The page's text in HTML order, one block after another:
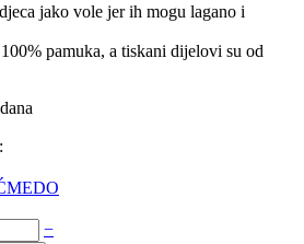
jako vole jer ih mogu lagano i
pamuka, a tiskani dijelovi su od
MEDO
−